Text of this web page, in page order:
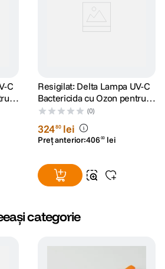
C
Resigilat: Delta Lampa UV-C
Bactericida cu Ozon pentru
Sterilizarea Aerului din
Incaperi - RS125049703-6
(0)
32480 lei
Preț anterior:40600 lei
categorie